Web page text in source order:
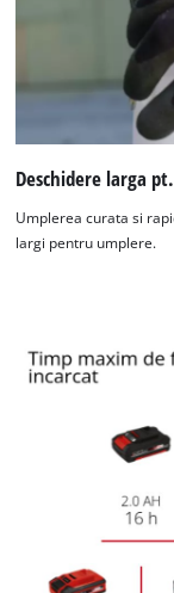
Deschidere larga
Umplerea curata si
largi pentru umplere.